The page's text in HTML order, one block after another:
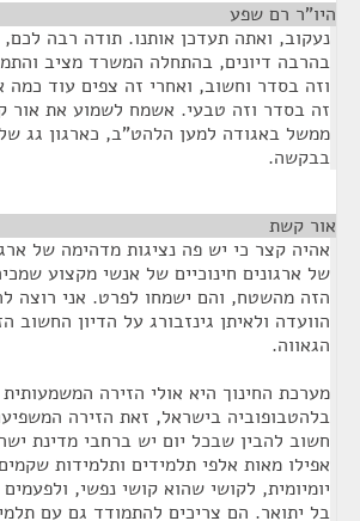
היו"ר רם שפע
נעקוב, ואתה תעדכן אותנו. תודה רבה לכם,
בהרבה דיונים, בהתחלה המשרד מציב
וזה בסדר וחשוב, ואחרי זה צפים עוד
זה בסדר וזה טבעי. אשמח לשמוע את אור
ממשל באגודה למען הלהט"ב, כארגון גג
בבקשה.
אור קשת
אהיה קצר כי יש פה נציגות מדהימה של
של ארגונים חינוכיים של אנשי מקצוע
הזה מהשטח, והם ישמחו לפרט. אני רוצה
הוועדה ולאיתן גינזבורג על הדיון
הגאווה.
מערכת החינוך היא אולי הזירה
בלהטבופוביה בישראל, זאת הזירה
חשוב להבין שבכל יום יש ברחבי מדינת
אפילו מאות אלפי תלמידים ותלמידות
יומיומית, לקושי שהוא קושי נפשי,
בל יתואר. הם צריכים להתמודד גם עם